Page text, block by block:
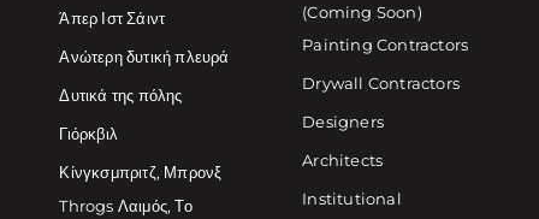
Άπερ Ιστ Σάιντ
Ανώτερη δυτική πλευρά
Δυτικά της πόλης
Γιόρκβιλ
Κίνγκσμπριτζ, Μπρονξ
Throgs Λαιμός, Το
(Coming Soon)
Painting Contractors
Drywall Contractors
Designers
Architects
Institutional